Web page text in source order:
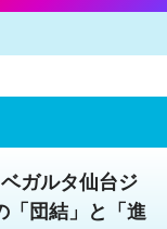
ガルタ仙台ジ
「団結」と「進